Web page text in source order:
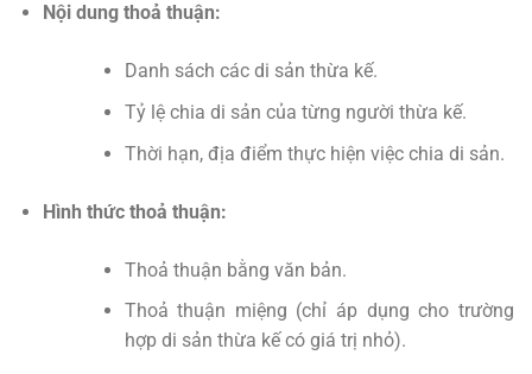
Nội dung thoả thuận:
Danh sách các di sản thừa kế.
Tỷ lệ chia di sản của từng người thừa kế.
Thời hạn, địa điểm thực hiện việc chia di sản.
Hình thức thoả thuận:
Thoả thuận bằng văn bản.
Thoả thuận miệng (chỉ áp dụng cho trường
hợp di sản thừa kế có giá trị nhỏ).